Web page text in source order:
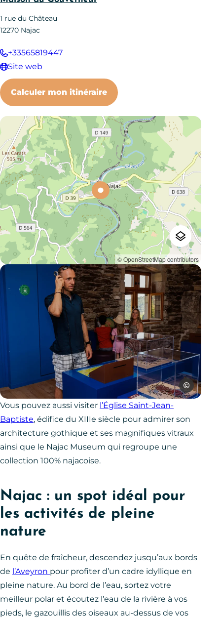
© OpenStreetMap contributors
1 rue du Château
12270 Najac
+33565819447
Site web
Calculer mon itinéraire
Maison du Gouverneur Najac, © ©Studio Herrero
©Studio
Vous pouvez aussi visiter l’Église Saint-Jean-
Baptiste, édifice du XIIIe siècle pour admirer son
architecture gothique et ses magnifiques vitraux
ainsi que le Najac Museum qui regroupe une
collection 100% najacoise.
Najac : un spot idéal pour
les activités de pleine
nature
En quête de fraîcheur, descendez jusqu’aux bords
de l’Aveyron pour profiter d’un cadre idyllique en
pleine nature. Au bord de l’eau, sortez votre
meilleur polar et écoutez l’eau de la rivière à vos
pieds, le gazouillis des oiseaux au-dessus de vos